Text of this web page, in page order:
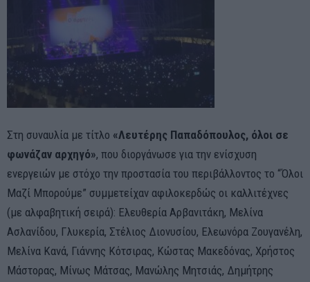
Στη συναυλία με τίτλο «Λευτέρης Παπαδόπουλος, όλοι σε
φωνάζαν αρχηγό», που διοργάνωσε για την ενίσχυση
ενεργειών με στόχο την προστασία του περιβάλλοντος το “Όλοι
Μαζί Μπορούμε” συμμετείχαν αφιλοκερδώς οι καλλιτέχνες
(με αλφαβητική σειρά): Ελευθερία Αρβανιτάκη, Μελίνα
Ασλανίδου, Γλυκερία, Στέλιος Διονυσίου, Ελεωνόρα Ζουγανέλη,
Μελίνα Κανά, Γιάννης Κότσιρας, Κώστας Μακεδόνας, Χρήστος
Μάστορας, Μίνως Μάτσας, Μανώλης Μητσιάς, Δημήτρης